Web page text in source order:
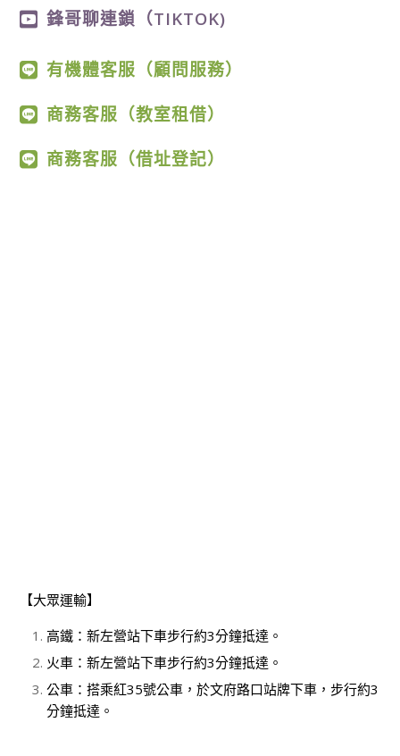
鋒哥聊連鎖（TIKTOK)
有機體客服（顧問服務）
商務客服（教室租借）
商務客服（借址登記）
【大眾運輸】
高鐵：新左營站下車步行約3分鐘抵達。
火車：新左營站下車步行約3分鐘抵達。
公車：搭乘紅35號公車，於文府路口站牌下車，步行約3
分鐘抵達。